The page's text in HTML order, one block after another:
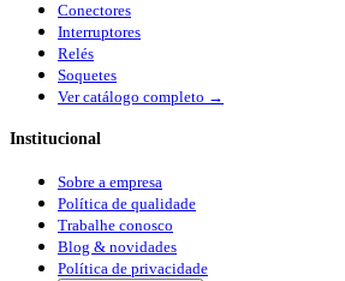
Conectores
Interruptores
Relés
Soquetes
Ver catálogo completo →
Institucional
Sobre a empresa
Política de qualidade
Trabalhe conosco
Blog & novidades
Política de privacidade